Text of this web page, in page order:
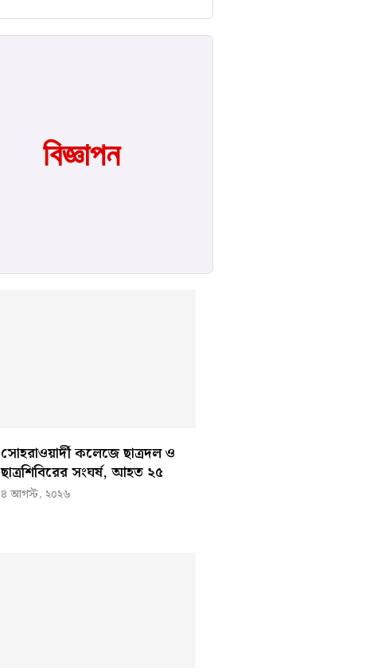
বিজ্ঞাপন
সোহরাওয়ার্দী কলেজে ছাত্রদল ও
ছাত্রশিবিরের সংঘর্ষ, আহত ২৫
৪ আগস্ট, ২০২৬